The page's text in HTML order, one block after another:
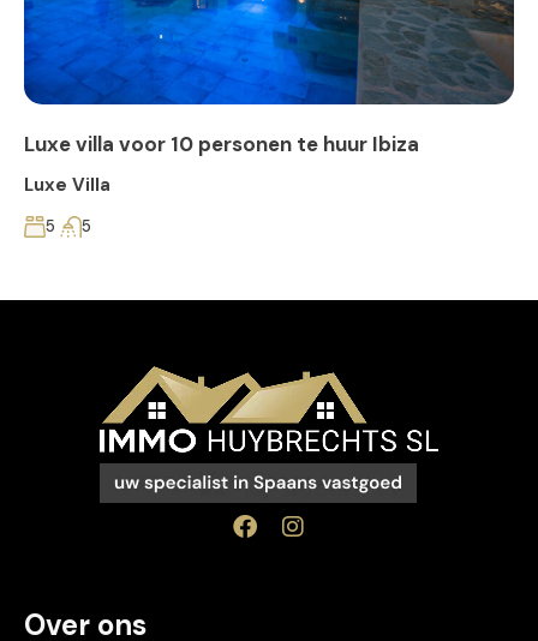
Luxe villa voor 10 personen te huur Ibiza
Luxe Villa
5 5
Over ons